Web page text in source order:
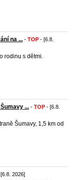
na ... - TOP - [6.8.
rodinu s dětmi.
... - TOP - [6.8.
Šumavy, 1,5 km od
2026]